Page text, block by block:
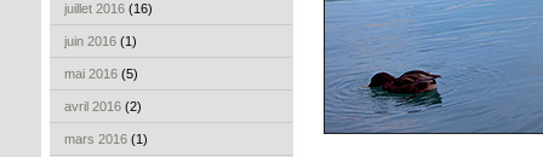
juillet 2016 (16)
juin 2016 (1)
mai 2016 (5)
avril 2016 (2)
mars 2016 (1)